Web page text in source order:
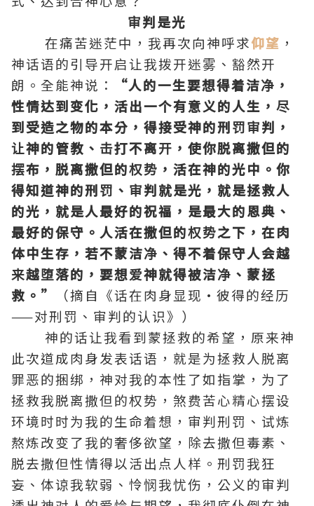
审判是光
在痛苦迷茫中，我再次向神呼求仰望 ，
神话语的引导开启让我拨开迷雾、豁然开
朗。全能神说：
“人的一生要想得着洁净，
性情达到变化，活出一个有意义的人生，尽
到受造之物的本分，得接受神的刑罚审判，
让神的管教、击打不离开，使你脱离撒但的
摆布，脱离撒但的权势，活在神的光中。你
得知道神的刑罚、审判就是光，就是拯救人
的光，就是人最好的祝福，是最大的恩典 、
最好的保守。人活在撒但的权势之下，在肉
体中生存，若不蒙洁净、得不着保守人会越
来越堕落的，要想爱神就得被洁净、蒙拯
救。”
（摘自《话在肉身显现·彼得的经历
——对刑罚、审判的认识》）
神的话让我看到蒙拯救的希望，原来神
此次道成肉身发表话语，就是为拯救人脱离
罪恶的捆绑，神对我的本性了如指掌，为了
拯救我脱离撒但的权势，煞费苦心精心摆设
环境时时为我的生命着想，审判刑罚、试炼
熬炼改变了我的奢侈欲望，除去撒但毒素、
脱去撒但性情得以活出点人样。刑罚我狂
妄、体谅我软弱、怜悯我忧伤，公义的审判